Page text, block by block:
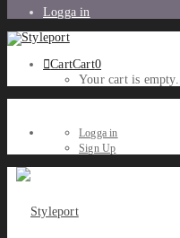
Logga in
CartCart0
Your cart is empty.
Logga in
Sign Up